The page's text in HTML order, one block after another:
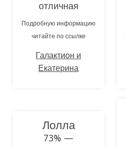
отличная
Подробную информацию
читайте по ссылке
Галактион и
Екатерина
Лолла
73% —